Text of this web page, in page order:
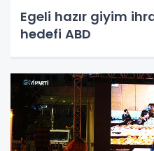
Egeli hazır giyim
hedefi ABD